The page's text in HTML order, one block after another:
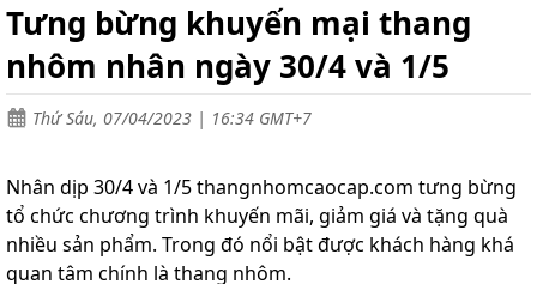
nhôm
rút
Thang
nhôm
cách
điện
Thang
nhôm
ghế
nhôm
Tưng bừng khuyến mại thang
nhôm nhân ngày 30/4 và 1/5
Thứ Sáu, 07/04/2023 | 16:34 GMT+7
Nhân dịp 30/4 và 1/5 thangnhomcaocap.com tưng bừng
tổ chức chương trình khuyến mãi, giảm giá và tặng quà
nhiều sản phẩm. Trong đó nổi bật được khách hàng khá
quan tâm chính là thang nhôm.